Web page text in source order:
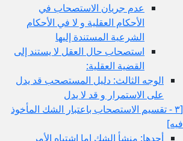
عدم جريان الاستصحاب في
الأحكام العقلية و لا في الأحكام
الشرعية المستندة إليها
استصحاب حال العقل لا يستند إلى
القضية العقلية:
الوجه الثالث: دليل المستصحب قد يدل
على الاستمرار و قد لا يدل
[٣ - تقسيم الاستصحاب باعتبار الشك المأخوذ
فيه‏]
أحدها: منشأ الشك إما اشتباه الأمر